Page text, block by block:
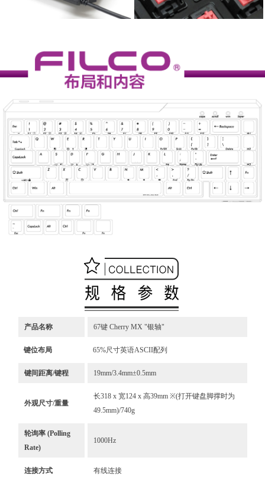
产品名称 67键 Cherry MX "银轴"
键位布局 65%尺寸英语ASCII配列
键间距离/键程 19mm/3.4mm±0.5mm
外观尺寸/重量
长318 x 宽124 x 高39mm ※(打开键盘脚撑时为
49.5mm)/740g
轮询率 (Polling
Rate)
1000Hz
连接方式 有线连接